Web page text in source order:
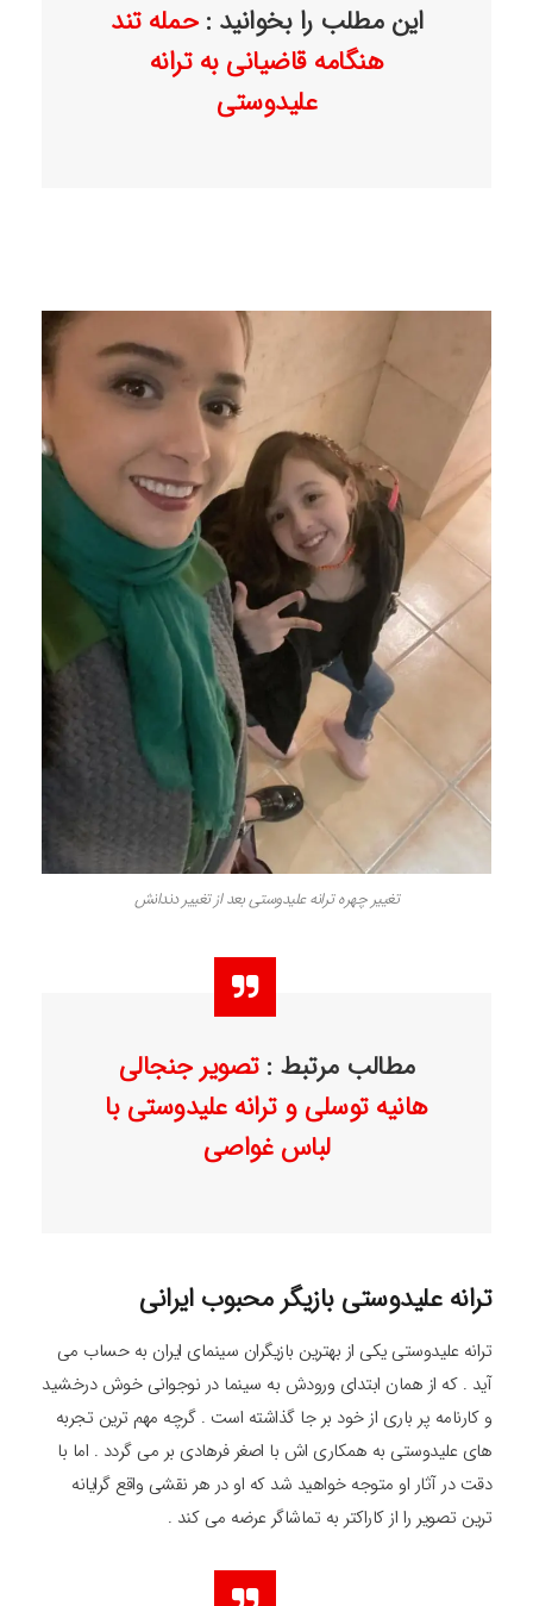
این مطلب را بخوانید :حمله تند
هنگامه قاضیانی به ترانه
علیدوستی
تغییر چهره ترانه علیدوستی بعد از تغییر دندانش
مطالب مرتبط :تصویر جنجالی
هانیه توسلی و ترانه علیدوستی با
لباس غواصی
ترانه علیدوستی بازیگر محبوب ایرانی
ترانه علیدوستی یکی از بهترین بازیگران سینمای ایران به حساب می
آید . که از همان ابتدای ورودش به سینما در نوجوانی خوش درخشید
و کارنامه پر باری از خود بر جا گذاشته است . گرچه مهم ترین تجربه
های علیدوستی به همکاری اش با اصغر فرهادی بر می گردد . اما با
دقت در آثار او متوجه خواهید شد که او در هر نقشی واقع گرایانه
ترین تصویر را از کاراکتر به تماشاگر عرضه می کند .